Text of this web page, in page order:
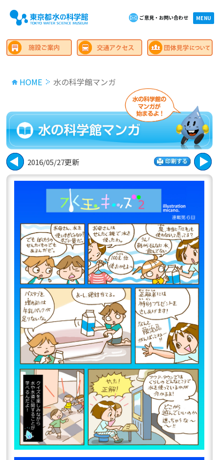
ご意見・お問い合わせ MENU
×close
HOME 水の科学館マンガ
2016/05/27更新